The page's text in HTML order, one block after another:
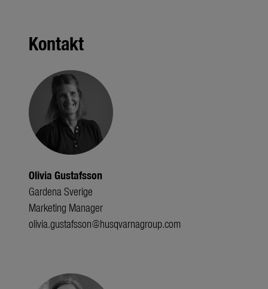
Kontakt
Olivia Gustafsson
Gardena Sverige
Marketing Manager
olivia.gustafsson@husqvarnagroup.com